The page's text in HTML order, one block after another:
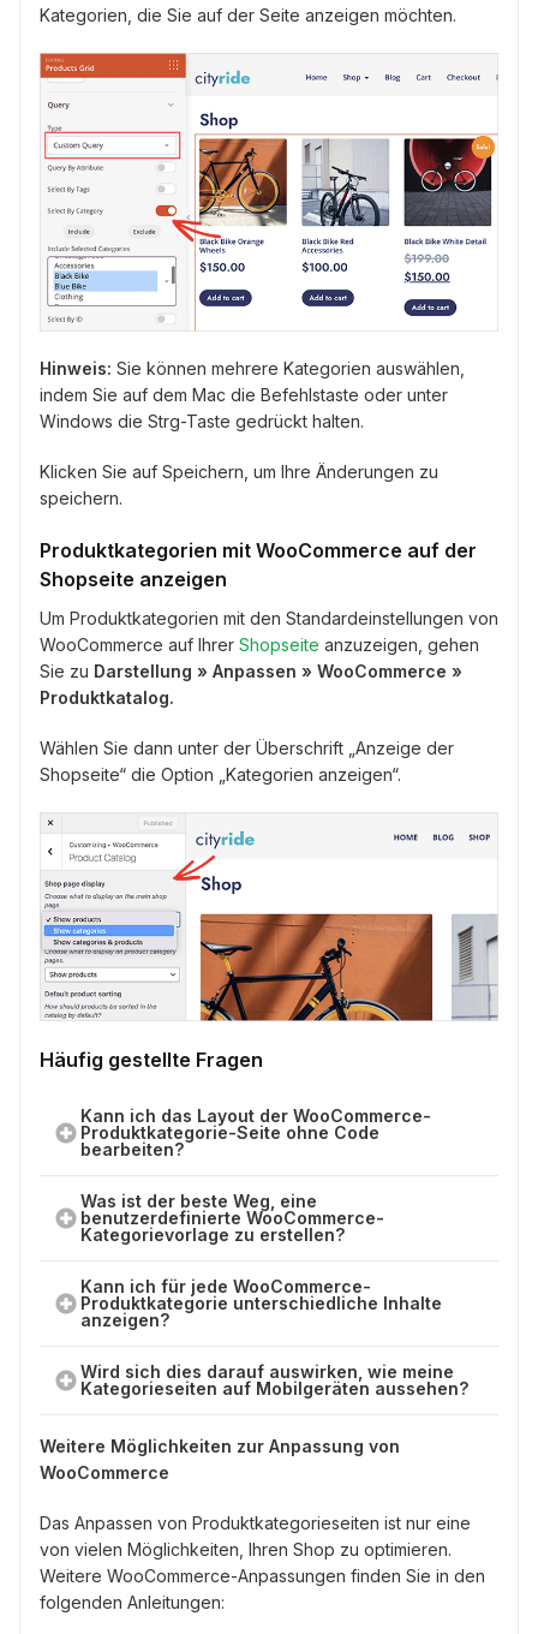
Kategorien, die Sie auf der Seite anzeigen möchten.
Hinweis: Sie können mehrere Kategorien auswählen,
indem Sie auf dem Mac die Befehlstaste oder unter
Windows die Strg-Taste gedrückt halten.
Klicken Sie auf Speichern, um Ihre Änderungen zu
speichern.
Produktkategorien mit WooCommerce auf der
Shopseite anzeigen
Um Produktkategorien mit den Standardeinstellungen von
WooCommerce auf Ihrer Shopseite anzuzeigen, gehen
Sie zu Darstellung » Anpassen » WooCommerce »
Produktkatalog.
Wählen Sie dann unter der Überschrift „Anzeige der
Shopseite“ die Option „Kategorien anzeigen“.
Häufig gestellte Fragen
Kann ich das Layout der WooCommerce-
Produktkategorie-Seite ohne Code
bearbeiten?
Was ist der beste Weg, eine
benutzerdefinierte WooCommerce-
Kategorievorlage zu erstellen?
Kann ich für jede WooCommerce-
Produktkategorie unterschiedliche Inhalte
anzeigen?
Wird sich dies darauf auswirken, wie meine
Kategorieseiten auf Mobilgeräten aussehen?
Weitere Möglichkeiten zur Anpassung von
WooCommerce
Das Anpassen von Produktkategorieseiten ist nur eine
von vielen Möglichkeiten, Ihren Shop zu optimieren.
Weitere WooCommerce-Anpassungen finden Sie in den
folgenden Anleitungen: